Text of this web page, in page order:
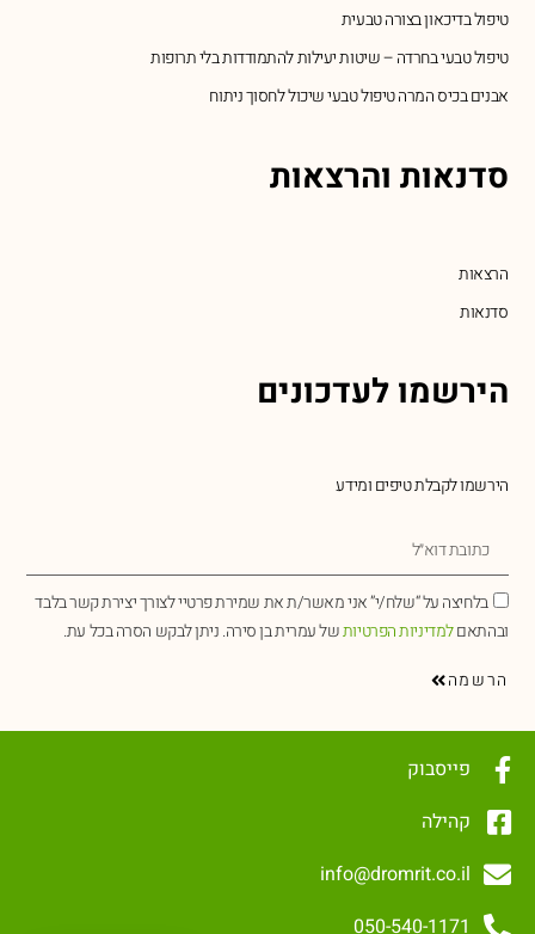
טיפול בדיכאון בצורה טבעית
טיפול טבעי בחרדה – שיטות יעילות להתמודדות בלי תרופות
אבנים בכיס המרה טיפול טבעי שיכול לחסוך ניתוח
סדנאות והרצאות
הרצאות
סדנאות
הירשמו לעדכונים
הירשמו לקבלת טיפים ומידע
בלחיצה על “שלח/י” אני מאשר/ת את שמירת פרטיי לצורך יצירת קשר בלבד
ובהתאםלמדיניות הפרטיותשל עמרית בן סירה. ניתן לבקש הסרה בכל עת.
הרשמה
פייסבוק
קהילה
info@dromrit.co.il
050-540-1171